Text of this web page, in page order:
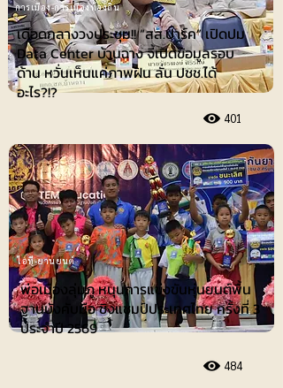
เดือดกลางวงประชุม!! “สส.ปาร์ค” เปิดปม
Data Center บ้านฉาง จี้เปิดข้อมูลรอบ
ด้าน หวั่นเห็นแค่ภาพฝัน ลั่น ปชช.ได้
อะไร?!?
401
การเมือง-การเมืองท้องถิ่น
ไอที-ยานยนต์
พ่อเมืองลุ่มภู หนุนการแข่งขันหุ่นยนต์พื้น
ฐานบังคับมือ ชิงแชมป์ประเทศไทย ครั้งที่ 3
ประจำปี 2569
484